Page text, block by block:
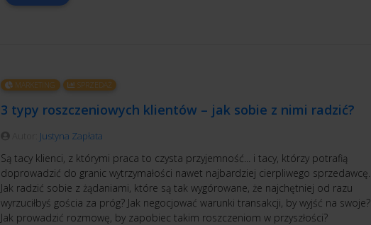
MARKETING SPRZEDAŻ
3 typy roszczeniowych klientów – jak sobie z nimi radzić?
Justyna Zapłata
Są tacy klienci, z którymi praca to czysta przyjemność... i tacy, którzy potrafią
doprowadzić do granic wytrzymałości nawet najbardziej cierpliwego sprzedawcę.
Jak radzić sobie z żądaniami, które są tak wygórowane, że najchętniej od razu
wyrzuciłbyś gościa za próg? Jak negocjować warunki transakcji, by wyjść na swoje?
Jak prowadzić rozmowę, by zapobiec takim roszczeniom w przyszłości?